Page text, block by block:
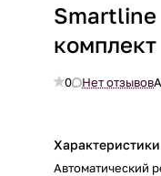
Smartline
комплект
0 Нет отзывов
Характеристики
Автоматический